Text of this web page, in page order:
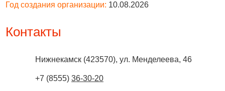
Год создания организации: 10.08.2026
Контакты
Нижнекамск (423570), ул. Менделеева, 46
+7 (8555) 36-30-20